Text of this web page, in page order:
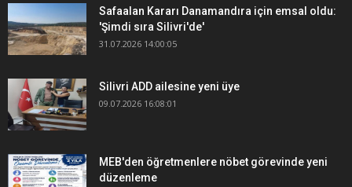
Safaalan Kararı Danamandıra için emsal oldu:
'Şimdi sıra Silivri'de'
31.07.2026 14:00:05
Silivri ADD ailesine yeni üye
09.07.2026 16:08:01
MEB'den öğretmenlere nöbet görevinde yeni
düzenleme